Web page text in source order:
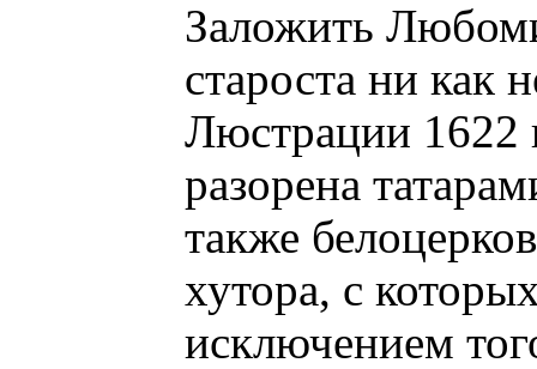
Заложить
староста ни как
Люстрации 1622
разорена
также
хутора, с
исключением